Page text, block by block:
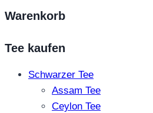
Warenkorb
Tee kaufen
Schwarzer Tee
Assam Tee
Ceylon Tee